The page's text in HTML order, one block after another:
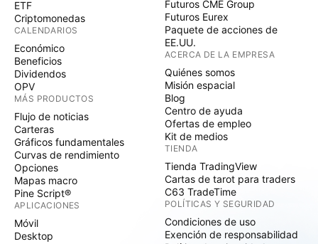
ETF
Criptomonedas
CALENDARIOS
Económico
Beneficios
Dividendos
OPV
MÁS PRODUCTOS
Flujo de noticias
Carteras
Gráficos fundamentales
Curvas de rendimiento
Opciones
Mapas macro
Pine Script®
APLICACIONES
Móvil
Desktop
Futuros CME Group
Futuros Eurex
Paquete de acciones de
EE.UU.
ACERCA DE LA EMPRESA
Quiénes somos
Misión espacial
Blog
Centro de ayuda
Ofertas de empleo
Kit de medios
TIENDA
Tienda TradingView
Cartas de tarot para traders
C63 TradeTime
POLÍTICAS Y SEGURIDAD
Condiciones de uso
Exención de responsabilidad